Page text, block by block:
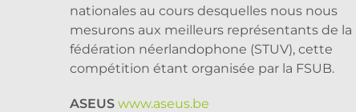
nationales au cours desquelles nous nous
mesurons aux meilleurs représentants de la
fédération néerlandophone (STUV), cette
compétition étant organisée par la FSUB.
ASEUS www.aseus.be